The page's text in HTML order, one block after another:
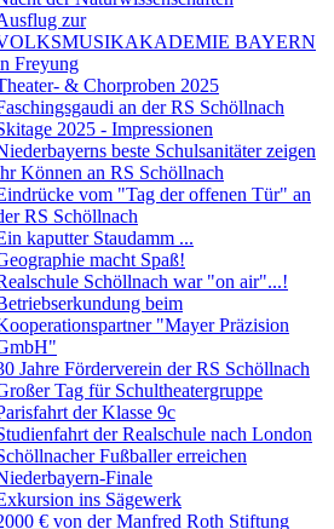
zur
BAYERN
Freyung
& Chorproben 2025
an der RS Schöllnach
2025 - Impressionen
beste Schulsanitäter zeigen
Können an RS Schöllnach
vom "Tag der offenen Tür" an
RS Schöllnach
kaputter Staudamm ...
macht Spaß!
Schöllnach war "on air"...!
beim
"Mayer Präzision
Jahre Förderverein der RS Schöllnach
Tag für Schultheatergruppe
der Klasse 9c
der Realschule nach London
Fußballer erreichen
Finale
ins Sägewerk
€ von der Manfred Roth Stiftung